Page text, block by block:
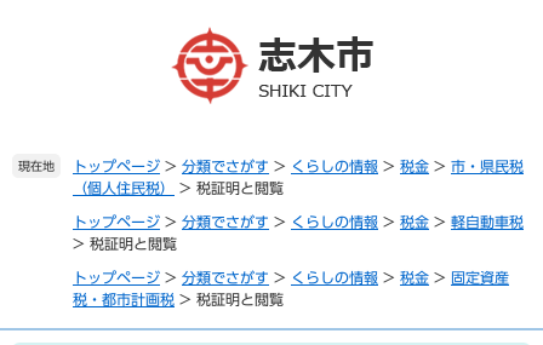
現在地 トップページ > 分類でさがす > くらしの情報 > 税金 > 市・県民税
（個人住民税）
> 税証明と閲覧
トップページ > 分類でさがす > くらしの情報 > 税金 > 軽自動車税
> 税証明と閲覧
トップページ > 分類でさがす > くらしの情報 > 税金 > 固定資産
税・都市計画税 > 税証明と閲覧